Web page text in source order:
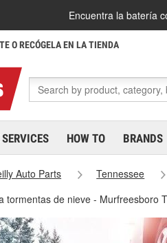
Encuentra la batería
O RECÓGELA EN LA TIENDA
HOW TO BRANDS
Auto Parts Tennessee
tormentas de nieve - Murfreesboro